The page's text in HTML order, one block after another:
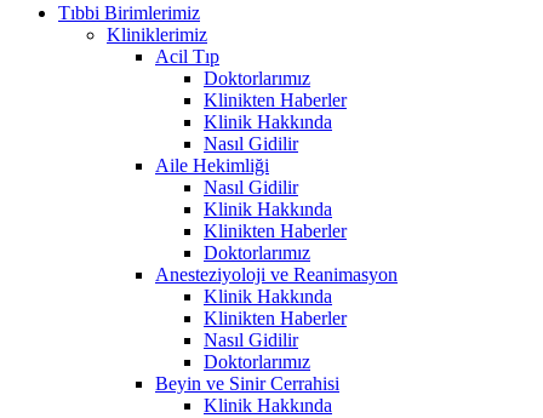
Tıbbi Birimlerimiz
Kliniklerimiz
Acil Tıp
Doktorlarımız
Klinikten Haberler
Klinik Hakkında
Nasıl Gidilir
Aile Hekimliği
Nasıl Gidilir
Klinik Hakkında
Klinikten Haberler
Doktorlarımız
Anesteziyoloji ve Reanimasyon
Klinik Hakkında
Klinikten Haberler
Nasıl Gidilir
Doktorlarımız
Beyin ve Sinir Cerrahisi
Klinik Hakkında